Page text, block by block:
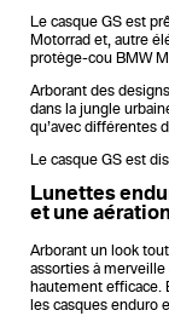
Le casque GS est
Motorrad et, autre
protège-cou BMW
Arborant des
dans la jungle
qu’avec différentes
Le casque GS est
Lunettes
et une
Arborant un look
assorties à merveille
hautement efficace.
les casques enduro